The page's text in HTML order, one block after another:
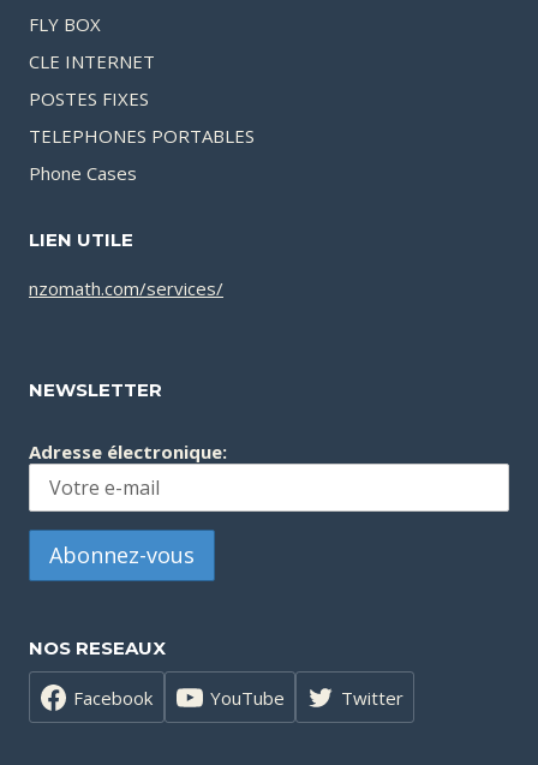
FLY BOX
CLE INTERNET
POSTES FIXES
TELEPHONES PORTABLES
Phone Cases
LIEN UTILE
nzomath.com/services/
NEWSLETTER
Adresse électronique:
NOS RESEAUX
Facebook YouTube Twitter